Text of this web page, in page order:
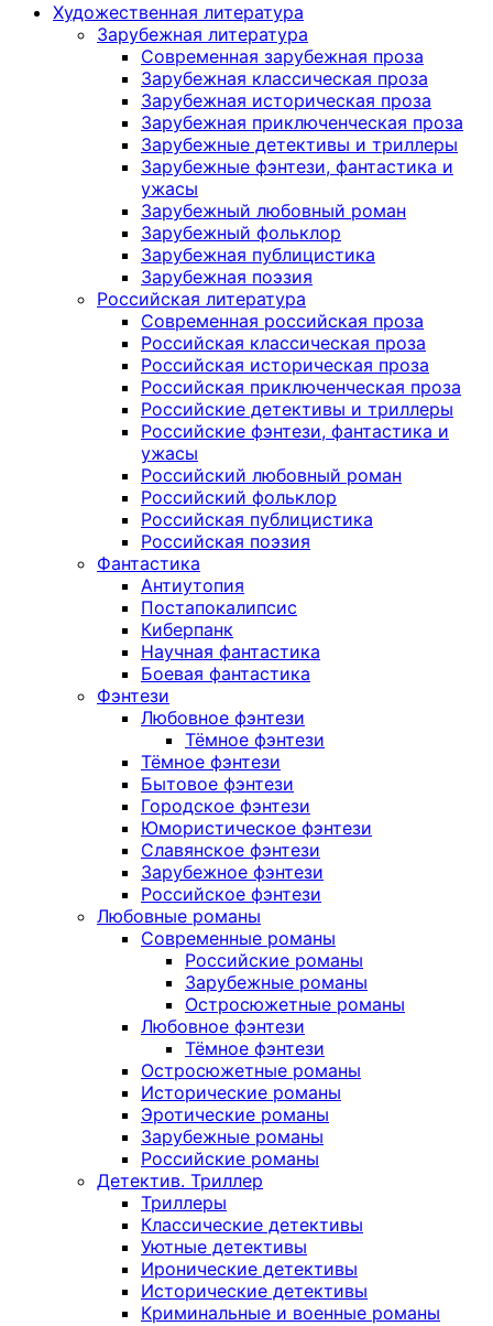
Художественная литература
Зарубежная литература
Современная зарубежная проза
Зарубежная классическая проза
Зарубежная историческая проза
Зарубежная приключенческая проза
Зарубежные детективы и триллеры
Зарубежные фэнтези, фантастика и
ужасы
Зарубежный любовный роман
Зарубежный фольклор
Зарубежная публицистика
Зарубежная поэзия
Российская литература
Современная российская проза
Российская классическая проза
Российская историческая проза
Российская приключенческая проза
Российские детективы и триллеры
Российские фэнтези, фантастика и
ужасы
Российский любовный роман
Российский фольклор
Российская публицистика
Российская поэзия
Фантастика
Антиутопия
Постапокалипсис
Киберпанк
Научная фантастика
Боевая фантастика
Фэнтези
Любовное фэнтези
Тёмное фэнтези
Тёмное фэнтези
Бытовое фэнтези
Городское фэнтези
Юмористическое фэнтези
Славянское фэнтези
Зарубежное фэнтези
Российское фэнтези
Любовные романы
Современные романы
Российские романы
Зарубежные романы
Остросюжетные романы
Любовное фэнтези
Тёмное фэнтези
Остросюжетные романы
Исторические романы
Эротические романы
Зарубежные романы
Российские романы
Детектив. Триллер
Триллеры
Классические детективы
Уютные детективы
Иронические детективы
Исторические детективы
Криминальные и военные романы